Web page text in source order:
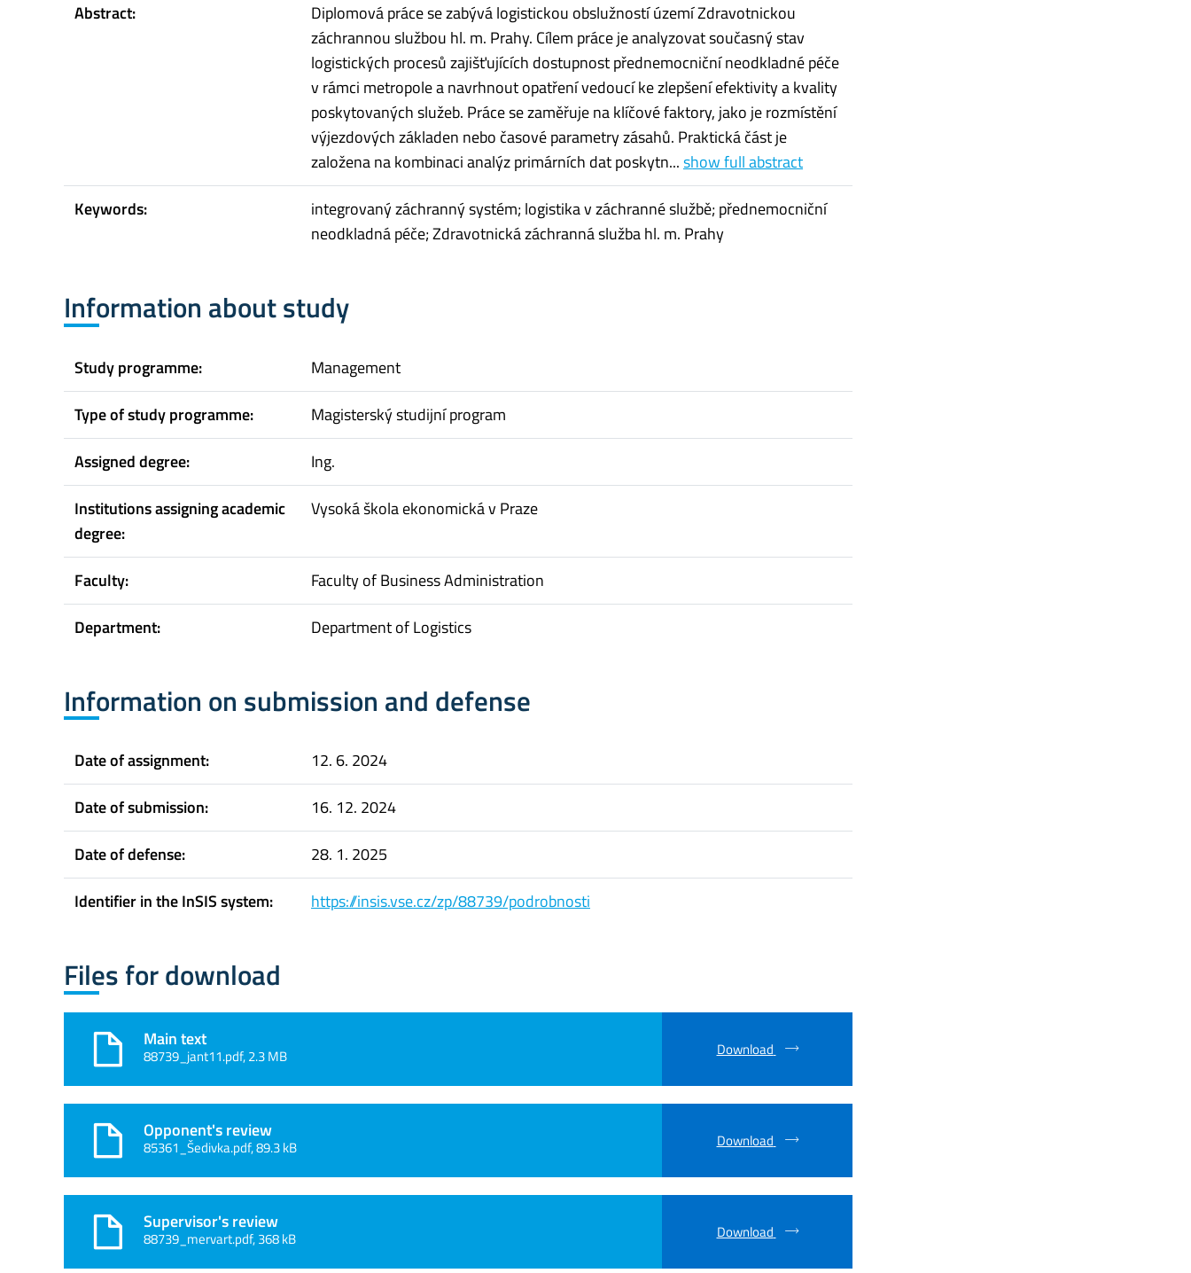
Abstract:
Diplomová práce se zabývá logistickou obslužností území Zdravotnickou
záchrannou službou hl. m. Prahy. Cílem práce je analyzovat současný stav
logistických procesů zajišťujících dostupnost přednemocniční neodkladné péče
v rámci metropole a navrhnout opatření vedoucí ke zlepšení efektivity a kvality
poskytovaných služeb. Práce se zaměřuje na klíčové faktory, jako je rozmístění
výjezdových základen nebo časové parametry zásahů. Praktická část je
založena na kombinaci analýz primárních dat poskytn...show full abstract
Keywords:
integrovaný záchranný systém; logistika v záchranné službě; přednemocniční
neodkladná péče; Zdravotnická záchranná služba hl. m. Prahy
Information about study
Study programme:
Management
Type of study programme:
Magisterský studijní program
Assigned degree:
Ing.
Institutions assigning academic
degree:
Vysoká škola ekonomická v Praze
Faculty:
Faculty of Business Administration
Department:
Department of Logistics
Information on submission and defense
Date of assignment:
12. 6. 2024
Date of submission:
16. 12. 2024
Date of defense:
28. 1. 2025
Identifier in the InSIS system:
https://insis.vse.cz/zp/88739/podrobnosti
Files for download
Main text
88739_jant11.pdf, 2.3 MB Download
Opponent's review
85361_Šedivka.pdf, 89.3 kB Download
Supervisor's review
88739_mervart.pdf, 368 kB Download